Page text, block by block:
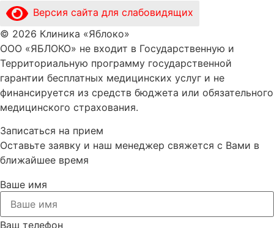
Версия сайта для слабовидящих
© 2026 Клиника «Яблоко»
ООО «ЯБЛОКО» не входит в Государственную и
Территориальную программу государственной
гарантии бесплатных медицинских услуг и не
финансируется из средств бюджета или обязательного
медицинского страхования.
Записаться на прием​
Оставьте заявку и наш менеджер свяжется с Вами в
ближайшее время
Ваше имя
Ваш телефон